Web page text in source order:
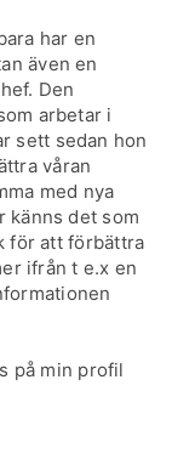
har en
även en
Den
arbetar i
sett sedan hon
våran
med nya
känns det som
för att förbättra
ifrån t e.x en
på min profil